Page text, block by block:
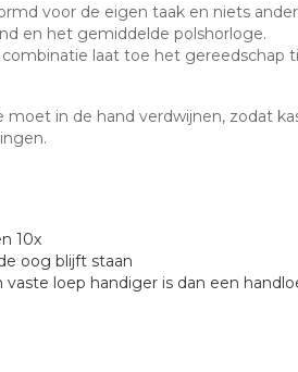
voor de eigen taak en niets
en het gemiddelde polshorloge.
combinatie laat toe het gereedschap
in de hand verdwijnen, zodat
10x
oog blijft staan
loep handiger is dan een